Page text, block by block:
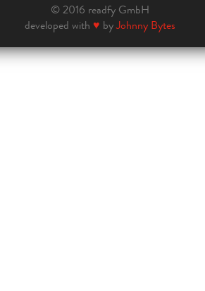
© 2016 readfy GmbH
developed with ♥ byJohnny Bytes